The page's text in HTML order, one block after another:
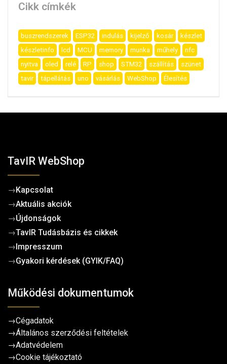
Cikk címkék
buszrendszerek ESP32 indulás kijelző kosár
készlet
készletinfo
lcd MCU memory munka műhely
nfc
nyitva
oled relé RP shop STM32 szállítás
szünet
tavir
tápellátás uno vásárlás WebShop Élesítés
TavIR WebShop
→Kapcsolat
→Aktuális akciók
→Újdonságok
→TavIR Tudásbázis és cikkek
→ Impresszum
→Gyakori kérdések (GYIK/FAQ)
Működési dokumentumok
→Cégadatok
→Általános szerződési feltételek
→Adatvédelem
→Cookie tájékoztató